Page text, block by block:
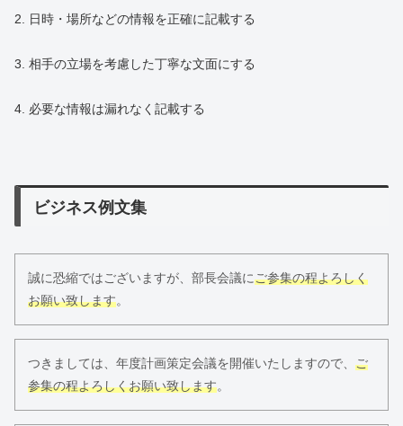
2. 日時・場所などの情報を正確に記載する
3. 相手の立場を考慮した丁寧な文面にする
4. 必要な情報は漏れなく記載する
ビジネス例文集
誠に恐縮ではございますが、部長会議にご参集の程よろしく
お願い致します。
つきましては、年度計画策定会議を開催いたしますので、 ご
参集の程よろしくお願い致します。